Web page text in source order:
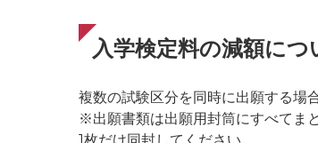
入学検定料の減額につ
複数の試験区分を同時に出願する場
※出願書類は出願用封筒にすべてま